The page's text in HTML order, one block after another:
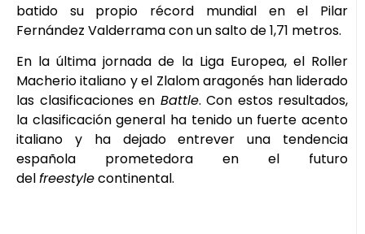
batido su propio récord mundial en el Pilar
Fernández Valderrama con un salto de 1,71 metros.
En la última jornada de la Liga Europea, el Roller
Macherio italiano y el Zlalom aragonés han liderado
las clasificaciones en Battle. Con estos resultados,
la clasificación general ha tenido un fuerte acento
italiano y ha dejado entrever una tendencia
española prometedora en el futuro
delfreestylecontinental.